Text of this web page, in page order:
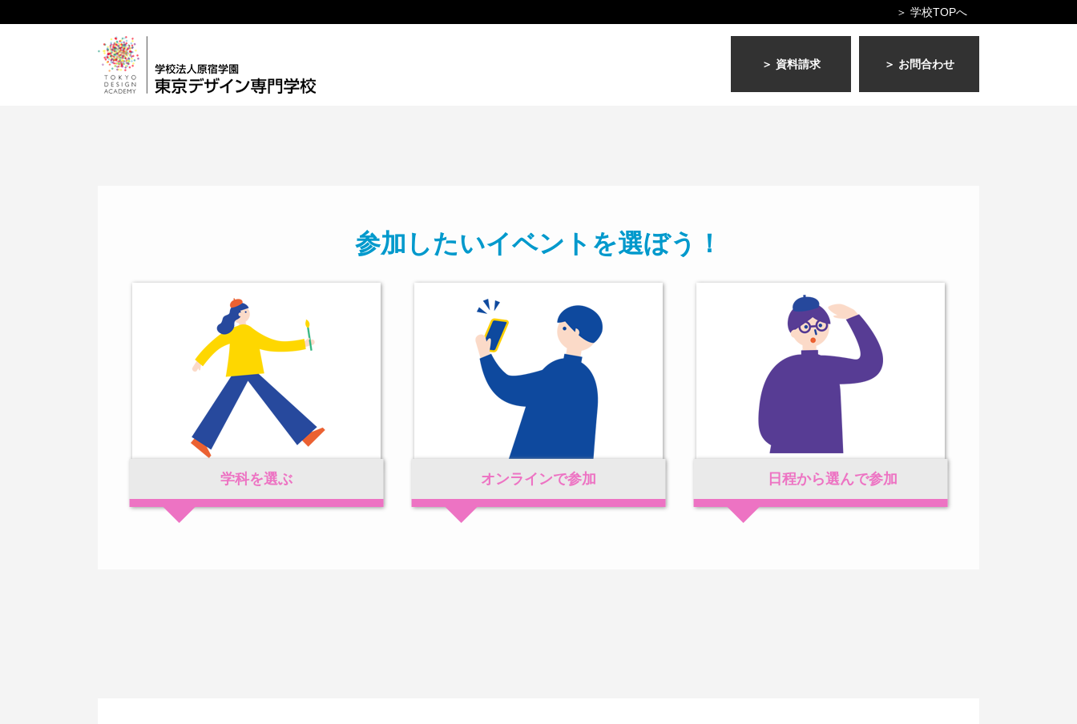
＞ 学校TOPへ
＞ 資料請求 ＞ お問合わせ
参加したいイベントを選ぼう！
学科を選ぶ オンラインで参加 日程から選んで参加